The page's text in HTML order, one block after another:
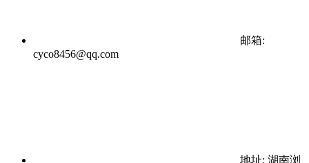
邮箱:
cyco8456@qq.com
地址: 湖南浏